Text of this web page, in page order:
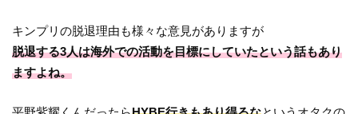
キンプリの脱退理由も様々な意見がありますが
脱退する3人は海外での活動を目標にしていたという話もあり
ますよね。